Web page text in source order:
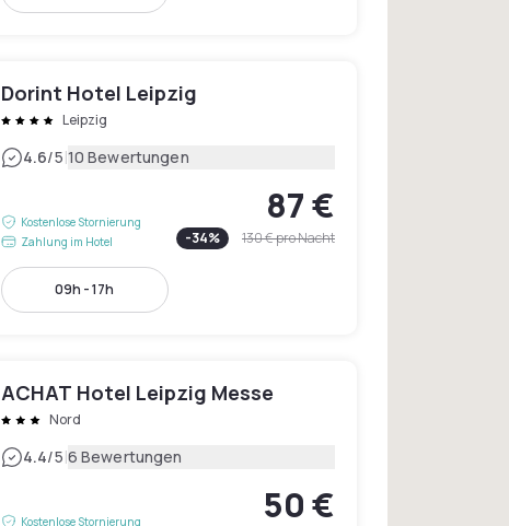
Dorint Hotel Leipzig
Leipzig
4.6/5|10 Bewertungen
Kostenlose Stornierung
Zahlung im Hotel
87 €
-34% 130 €pro Nacht
09h - 17h
ACHAT Hotel Leipzig Messe
Nord
4.4/5|6 Bewertungen
Kostenlose Stornierung
50 €